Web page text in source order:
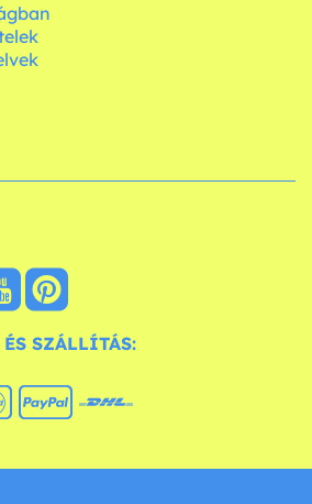
SZÁLLÍTÁS: